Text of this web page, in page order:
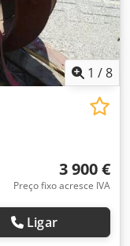
1 /8
3 900 €
Preço fixo acresce IVA
Ligar